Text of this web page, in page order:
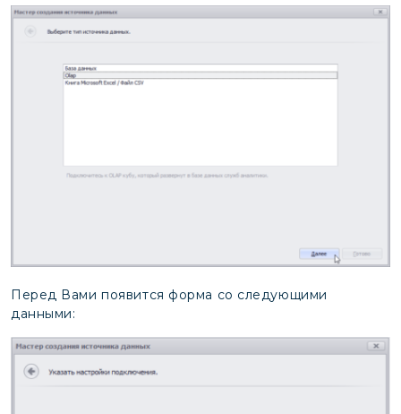
Перед Вами появится форма со следующими
данными: